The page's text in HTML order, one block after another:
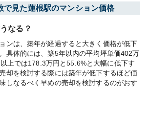
で見た蓮根駅のマンション価格
なる？
ンは、築年が経過すると大きく価格が低下
具体的には、築5年以内の平均坪単価402万
上では178.3万円と55.6%と大幅に低下す
却を検討する際には築年が低下するほど価
しなるべく早めの売却を検討するのがおす